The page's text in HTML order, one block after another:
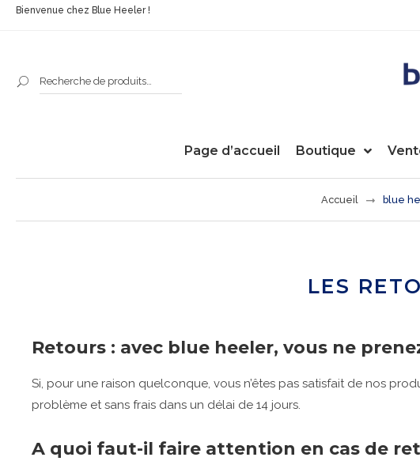
Bienvenue chez Blue Heeler !
Page d’accueil Boutique
Accueil blue
LES
Retours : avec blue heeler, vous ne
Si, pour une raison quelconque, vous n’êtes pas satisfait de nos
problème et sans frais dans un délai de 14 jours.
A quoi faut-il faire attention en cas de